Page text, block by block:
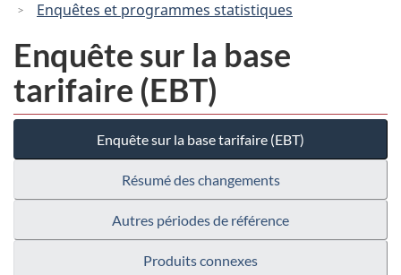
Enquêtes et programmes statistiques
Enquête sur la base
tarifaire (EBT)
Enquête sur la base tarifaire (EBT)
Résumé des changements
Autres périodes de référence
Produits connexes